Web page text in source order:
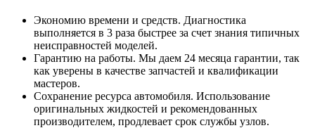
Экономию времени и средств. Диагностика
выполняется в 3 раза быстрее за счет знания типичных
неисправностей моделей.
Гарантию на работы. Мы даем 24 месяца гарантии, так
как уверены в качестве запчастей и квалификации
мастеров.
Сохранение ресурса автомобиля. Использование
оригинальных жидкостей и рекомендованных
производителем, продлевает срок службы узлов.